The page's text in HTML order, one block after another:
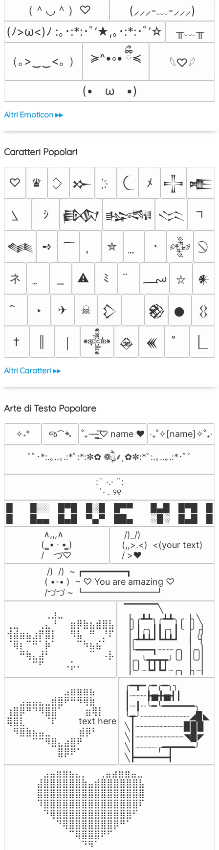
（＾◡＾）♡
(⸝⸝⸝-﹏-⸝⸝⸝)
(ﾉ>ω<)ﾉ :｡･:*:･ﾟ’★,｡･:*:･ﾟ’☆
╥﹏╥
（｡>‿‿<｡ ） ≽^•༚• ྀིྀ≼
𓆩♡𓆪
(•　ω　•)
Altri Emoticon ▸▸
Caratteri Popolari
♡ ♛ 𒁍 ﾒ 𒋲 𒍫
ｼ 𒁃 𒈙 𒈱
𒈝 ➺ ✮ ･ 𒅒
ネ ⚠ ﾐ ؄ ⛥ 𒀭
‣ ✈ ☠ 𒁷 𒆙 𒊹 𒌐
† 𒀱 𒊲 𒌍
Altri Caratteri ▸▸
Arte di Testo Popolare
✧˖° જ⁀➴ ˚₊·—̳͟͞͞♡ name ♥️ ‎‧₊˚✧[name]✧˚₊‧
ﾟﾟ･*:.｡..｡.:*ﾟ:*:✼✿ ❁ཻུ۪۪⸙͎ ✿✼:*ﾟ:.｡..｡.:*･ﾟﾟ
⠀:¨ ·.· ¨:⠀
⠀ `· . ୨୧⠀
█  █░░ █▀█ █░█ █▀▀  █▄█ █▀█
█  █▄▄ █▄█ ▀▄▀ ██▄  ░█░ █▄█
∧,,,∧
(  ̳• · • ̳)
/    づ♡
/)_/)
(,,>.<)  <(your text)
/ >❤️
/)  /)  ~ ┏━━━━━━━━┓
( •-• )  ~ ♡ You are amazing ♡
/づづ ~ ┗━━━━━━━━┛
⠀⠀⠀⠀⠀⠀⢀⣰⣀⠀⠀⠀⠀⠀⠀⠀⠀
⢀⣀⠀⠀⠀⢀⣄⠘⠀⠀⣶⡿⣷⣦⣾⣿⣧
⢺⣾⣶⣦⣰⡟⣿⡇⠀⠀⠻⣧⠀⠛⠀⡘⠏
⠈⢿⡆⠉⠛⠁⡷⠁⠀⠀⠀⠉⠳⣦⣮⠁⠀
⠀⠀⠛⢷⣄⣼⠃⠀⠀⠀⠀⠀⠀⠉⠀⠠⡧
⠀⠀⠀⠀⠉⠋⠀⠀⠀⠠⡥⠄⠀⠀⠀⠀⠀
▔▔▔▔▔╲
▕╮╭┻┻╮╭┻┻╮╭▕╮╲
▕╯┃╭╮┃┃╭╮┃╰▕╯╭▏
▕╭┻┻┻┛┗┻┻┛  ▕  ╰▏
▕╰━━━┓┈┈┈╭╮▕╭╮▏
▕╭╮╰┳┳┳┳╯╰╯▕╰╯▏
▕╰╯┈┗┛┗┛┈╭╮▕╮┈▏
⠀⠀⠀⠀⠀⠀⠀⠀⠀⣠⣶⣶⣶⣦⠀⠀
⠀⠀⣠⣤⣤⣄⣀⣾⣿⠟⠛⠻⢿⣷⠀
⢰⣿⡿⠛⠙⠻⣿⣿⠁⠀⠀ ⠀⣶⢿⡇
⢿⣿⣇⠀⠀⠀⠈⠏⠀⠀⠀ text here
⠀⠻⣿⣷⣦⣤⣀⠀⠀⠀ ⠀⣾⡿⠃⠀
⠀⠀⠀⠀⠉⠉⠻⣿⣄⣴⣿⠟⠀⠀⠀
⠀⠀⠀⠀⠀⠀⠀⠀⣿⡿⠟⠁⠀⠀⠀
╭━┳━╭━╭━╮╮
┃┈┈┈┣▅╋▅┫┃
┃┈┃┈╰━╰━━━━━━╮
╰┳╯┈┈┈┈┈┈┈┈┈◢▉◣
╲┃┈┈┈┈┈┈┈┈┈▉▉▉
╲┃┈┈┈┈┈┈┈┈┈◥▉◤
╲┃┈┈┈┈╭━┳━━━━╯
╲┣━━━━━━┫﻿
⠀⣠⣤⣶⣶⣦⣄⡀  ⠀⢀⣤⣴⣶⣶⣤⣀⠀
⣼⣿⣿⣿⣿⣿⣿⣷⣤⣾⣿⣿⣿⣿⣿⣿⣧
⣿⣿⣿⣿⣿⣿⣿⣿⣿⣿⣿⣿⣿⣿⣿⣿⣿
⠹⣿⣿⣿⣿⣿⣿⣿⣿⣿⣿⣿⣿⣿⣿⣿⠏
⠀⠙⢿⣿⣿⣿⣿⣿⣿⣿⣿⣿⣿⣿⣿⠋⠀
⠀⠀⠀⠙⢿⣿⣿⣿⣿⣿⣿⣿⡿⠛⠁⠀⠀
⠀⠀⠀⠀⠀⠉⢿⣿⣿⣿⠟⠋⠀⠀⠀⠀⠀
⠀⠀⠀⠀⠀⠀⠀⠙⠻⠁⠀⠀⠀⠀⠀⠀⠀⠀⠀⠀⠀⠀⠀